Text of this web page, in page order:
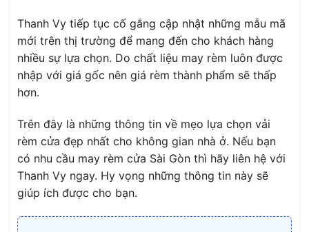
Thanh Vy tiếp tục cố gắng cập nhật những mẫu mã
mới trên thị trường để mang đến cho khách hàng
nhiều sự lựa chọn. Do chất liệu may rèm luôn được
nhập với giá gốc nên giá rèm thành phẩm sẽ thấp
hơn.
Trên đây là những thông tin về mẹo lựa chọn vải
rèm cửa đẹp nhất cho không gian nhà ở. Nếu bạn
có nhu cầu may rèm cửa Sài Gòn thì hãy liên hệ với
Thanh Vy ngay. Hy vọng những thông tin này sẽ
giúp ích được cho bạn.